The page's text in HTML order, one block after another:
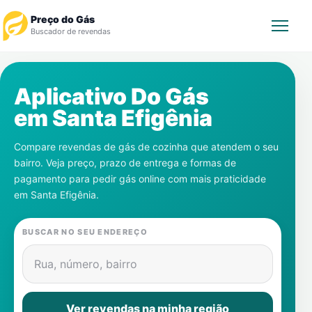
Preço do Gás
Buscador de revendas
Revendedor
Notícias
Cadastre-se
Gás
Contatos
Aplicativo Do Gás
em Santa Efigênia
Compare revendas de gás de cozinha que atendem o seu
bairro. Veja preço, prazo de entrega e formas de
pagamento para pedir gás online com mais praticidade
em Santa Efigênia.
BUSCAR NO SEU ENDEREÇO
Rua, número, bairro
Ver revendas na minha região